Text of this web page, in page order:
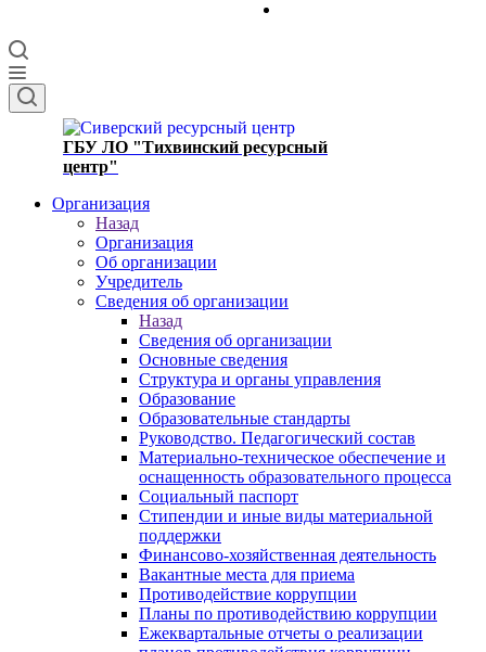
ГБУ ЛО "Тихвинский ресурсный
центр"
Организация
Назад
Организация
Об организации
Учредитель
Сведения об организации
Назад
Сведения об организации
Основные сведения
Структура и органы управления
Образование
Образовательные стандарты
Руководство. Педагогический состав
Материально-техническое обеспечение и
оснащенность образовательного процесса
Социальный паспорт
Стипендии и иные виды материальной
поддержки
Финансово-хозяйственная деятельность
Вакантные места для приема
Противодействие коррупции
Планы по противодействию коррупции
Ежеквартальные отчеты о реализации